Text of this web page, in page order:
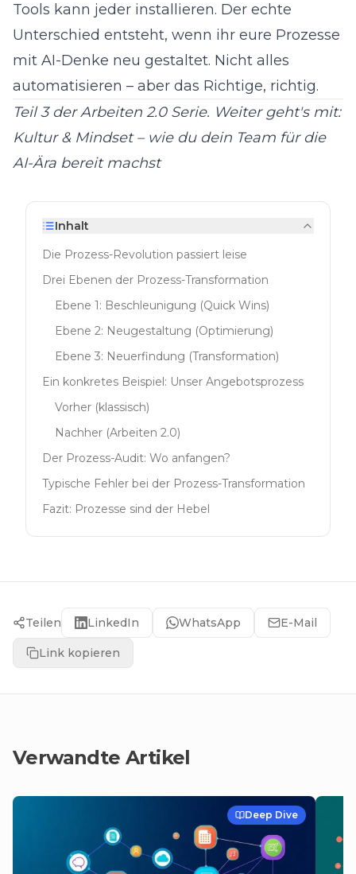
Tools kann jeder installieren. Der echte
Unterschied entsteht, wenn ihr eure Prozesse
mit AI-Denke neu gestaltet. Nicht alles
automatisieren – aber das Richtige, richtig.
Teil 3 der Arbeiten 2.0 Serie. Weiter geht's mit:
Kultur & Mindset – wie du dein Team für die
AI-Ära bereit machst
Inhalt
Die Prozess-Revolution passiert leise
Drei Ebenen der Prozess-Transformation
Ebene 1: Beschleunigung (Quick Wins)
Ebene 2: Neugestaltung (Optimierung)
Ebene 3: Neuerfindung (Transformation)
Ein konkretes Beispiel: Unser Angebotsprozess
Vorher (klassisch)
Nachher (Arbeiten 2.0)
Der Prozess-Audit: Wo anfangen?
Typische Fehler bei der Prozess-Transformation
Fazit: Prozesse sind der Hebel
Teilen LinkedIn WhatsApp E-Mail
Link kopieren
Verwandte Artikel
Deep Dive